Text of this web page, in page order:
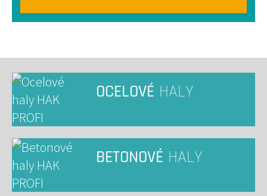
OCELOVÉ HALY
BETONOVÉ HALY